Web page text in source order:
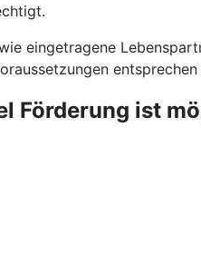
eingetragene
Förderung ist